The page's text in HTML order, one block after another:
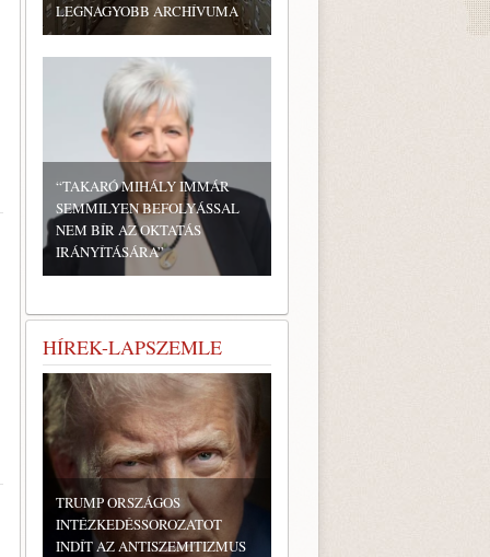
LEGNAGYOBB ARCHÍVUMA
“TAKARÓ MIHÁLY IMMÁR
SEMMILYEN BEFOLYÁSSAL
NEM BÍR AZ OKTATÁS
IRÁNYÍTÁSÁRA”
HÍREK-LAPSZEMLE
TRUMP ORSZÁGOS
INTÉZKEDÉSSOROZATOT
INDÍT AZ ANTISZEMITIZMUS